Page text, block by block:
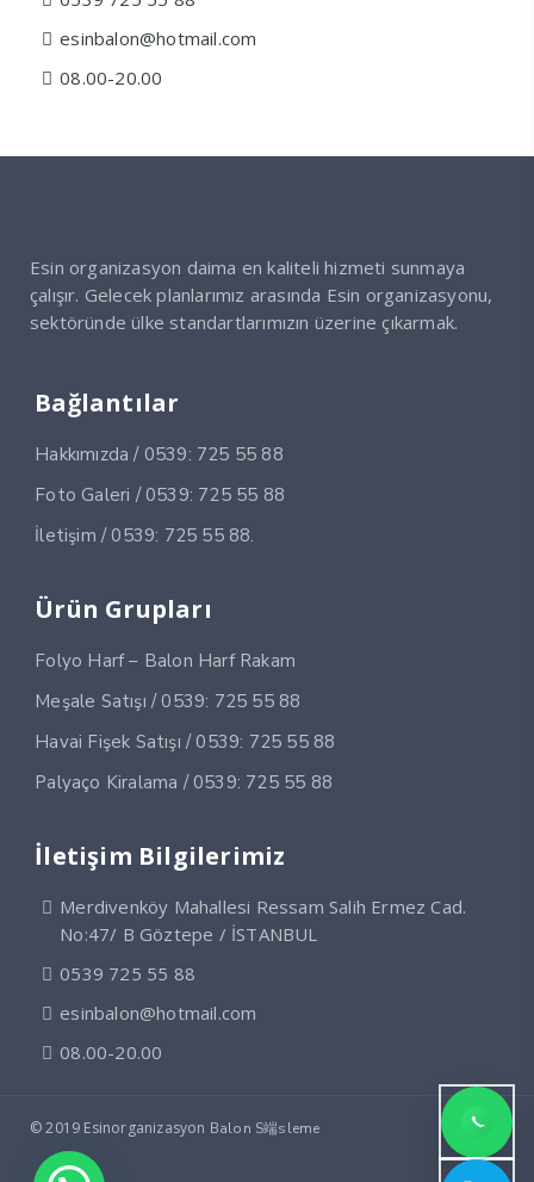
esinbalon@hotmail.com
08.00-20.00
Esin organizasyon daima en kaliteli hizmeti sunmaya
çalışır. Gelecek planlarımız arasında Esin organizasyonu,
sektöründe ülke standartlarımızın üzerine çıkarmak.
Bağlantılar
Hakkımızda / 0539: 725 55 88
Foto Galeri / 0539: 725 55 88
İletişim / 0539: 725 55 88.
Ürün Grupları
Folyo Harf – Balon Harf Rakam
Meşale Satışı / 0539: 725 55 88
Havai Fişek Satışı / 0539: 725 55 88
Palyaço Kiralama / 0539: 725 55 88
İletişim Bilgilerimiz
Merdivenköy Mahallesi Ressam Salih Ermez Cad.
No:47/ B Göztepe / İSTANBUL
0539 725 55 88
esinbalon@hotmail.com
08.00-20.00
© 2019 Esinorganizasyon Balon S端sleme